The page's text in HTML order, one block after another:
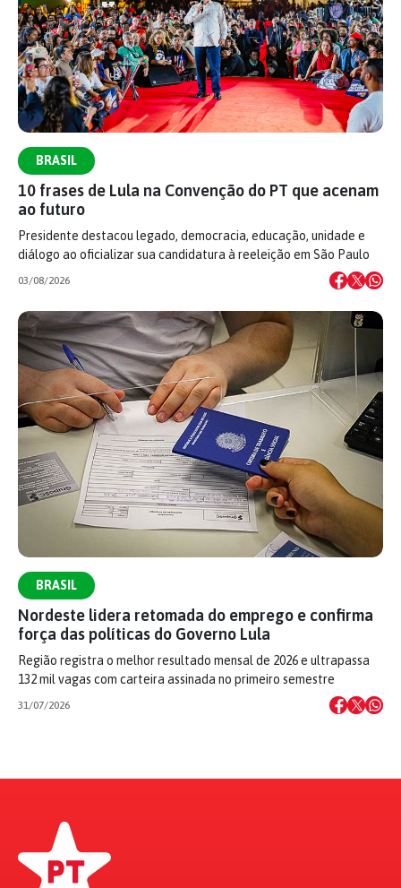
BRASIL
10 frases de Lula na Convenção do PT que acenam
ao futuro
Presidente destacou legado, democracia, educação, unidade e
diálogo ao oficializar sua candidatura à reeleição em São Paulo
03/08/2026
BRASIL
Nordeste lidera retomada do emprego e confirma
força das políticas do Governo Lula
Região registra o melhor resultado mensal de 2026 e ultrapassa
132 mil vagas com carteira assinada no primeiro semestre
31/07/2026